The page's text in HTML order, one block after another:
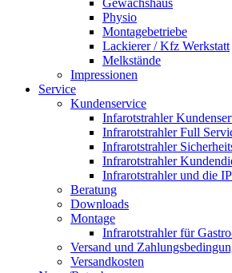
Gewächshaus
Physio
Montagebetriebe
Lackierer / Kfz Werkstatt
Melkstände
Impressionen
Service
Kundenservice
Infarotstrahler
Infrarotstrahler Full
Infrarotstrahler
Infrarotstrahler
Infrarotstrahler und die
Beratung
Downloads
Montage
Infrarotstrahler für
Versand und
Versandkosten